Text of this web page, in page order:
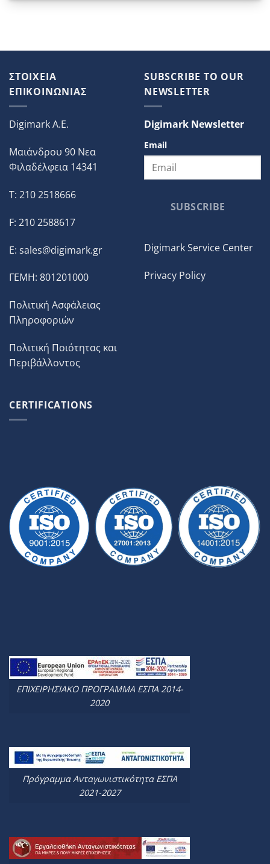
ΣΤΟΙΧΕΙΑ
ΕΠΙΚΟΙΝΩΝΙΑΣ
Digimark A.E.
Μαιάνδρου 90 Νεα
Φιλαδέλφεια 14341
T: 210 2518666
F: 210 2588617
E: sales@digimark.gr
ΓΕΜΗ: 801201000
Πολιτική Ασφάλειας
Πληροφοριών
Πολιτική Ποιότητας και
Περιβάλλοντος
SUBSCRIBE TO OUR
NEWSLETTER
Digimark Newsletter
Email
SUBSCRIBE
Digimark Service Center
Privacy Policy
CERTIFICATIONS
ΕΠΙΧΕΙΡΗΣΙΑΚΟ ΠΡΟΓΡΑΜΜΑ ΕΣΠΑ 2014-
2020
Πρόγραμμα Ανταγωνιστικότητα ΕΣΠΑ
2021-2027